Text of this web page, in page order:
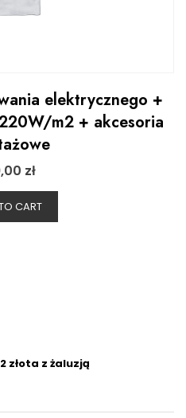
elektrycznego +
m2 + akcesoria
zł
CART
złota z żaluzją